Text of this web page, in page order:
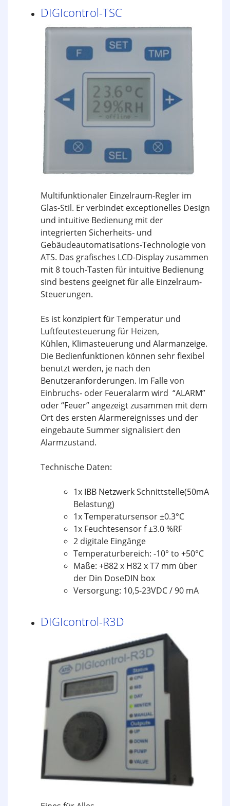
DIGIcontrol-TSC
Multifunktionaler Einzelraum-Regler im
Glas-Stil. Er verbindet exceptionelles Design
und intuitive Bedienung mit der
integrierten Sicherheits- und
Gebäudeautomatisations-Technologie von
ATS. Das grafisches LCD-Display zusammen
mit 8 touch-Tasten für intuitive Bedienung
sind bestens geeignet für alle Einzelraum-
Steuerungen.
Es ist konzipiert für Temperatur und
Luftfeutesteuerung für Heizen,
Kühlen, Klimasteuerung und Alarmanzeige.
Die Bedienfunktionen können sehr flexibel
benutzt werden, je nach den
Benutzeranforderungen. Im Falle von
Einbruchs- oder Feueralarm wird “ALARM”
oder “Feuer” angezeigt zusammen mit dem
Ort des ersten Alarmereignisses und der
eingebaute Summer signalisiert den
Alarmzustand.
Technische Daten:
1x IBB Netzwerk Schnittstelle(50mA
Belastung)
1x Temperatursensor ±0.3°C
1x Feuchtesensor f ±3.0 %RF
2 digitale Eingänge
Temperaturbereich: -10° to +50°C
Maße: +B82 x H82 x T7 mm über
der Din DoseDIN box
Versorgung: 10,5-23VDC / 90 mA
DIGIcontrol-R3D